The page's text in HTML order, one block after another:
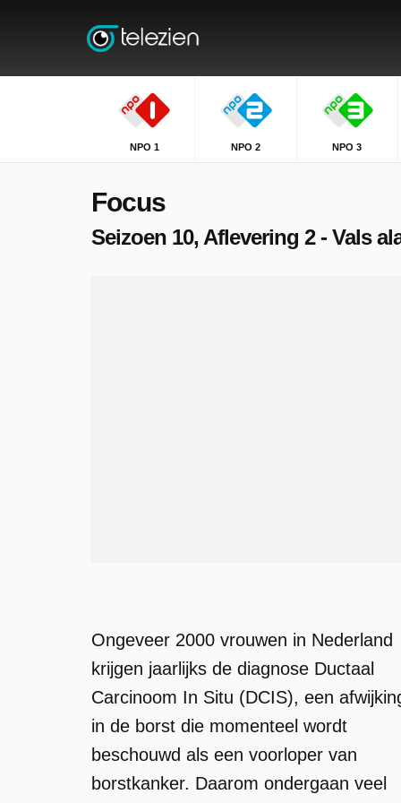
NPO 1 NPO 2 NPO 3
Focus
Seizoen 10, Aflevering 2 - Vals
Ongeveer 2000 vrouwen in Nederland
krijgen jaarlijks de diagnose Ductaal
Carcinoom In Situ (DCIS), een
in de borst die momenteel wordt
beschouwd als een voorloper van
borstkanker. Daarom ondergaan veel